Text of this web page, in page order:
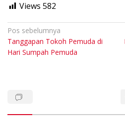
Views 582
Navigasi
pos
Pos sebelumnya
Tanggapan Tokoh Pemuda di
Hari Sumpah Pemuda